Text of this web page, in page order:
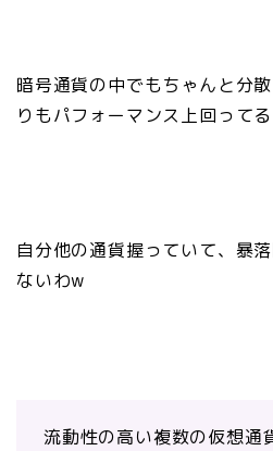
暗号通貨の中でもちゃんと分
りもパフォーマンス上回って
自分他の通貨握っていて、暴
ないわw
流動性の高い複数の仮想通